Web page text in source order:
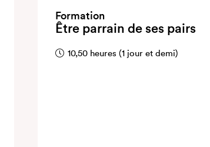
Formation
Être parrain de ses pairs
10,50 heures (1 jour et demi)